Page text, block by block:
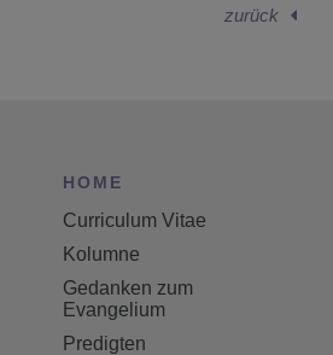
zurück
HOME
Curriculum Vitae
Kolumne
Gedanken zum
Evangelium
Predigten